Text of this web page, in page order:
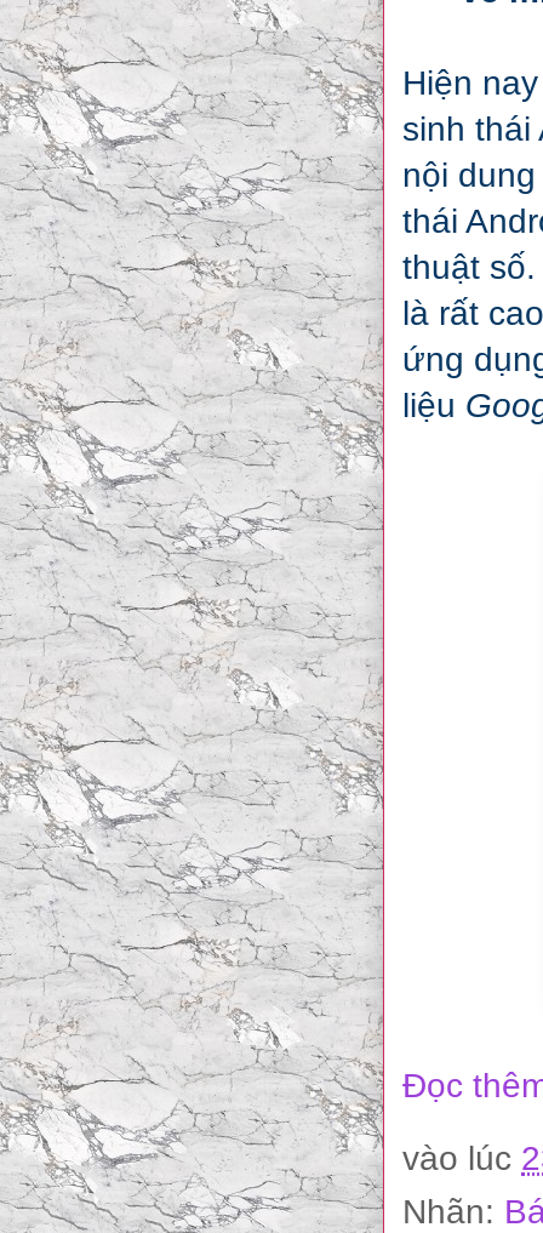
Hiện
sinh thái
nội
thái
thuật
là rất
ứng
liệu
Đọc
vào lúc
Nhãn: